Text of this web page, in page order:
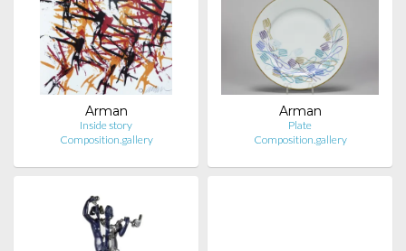
Arman
Inside story
Composition.gallery
Arman
Plate
Composition.gallery